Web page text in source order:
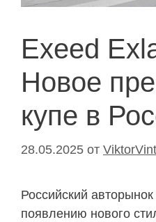
Exeed
Новое
купе в
28.05.2025 от
Российский авторынок
появлению нового